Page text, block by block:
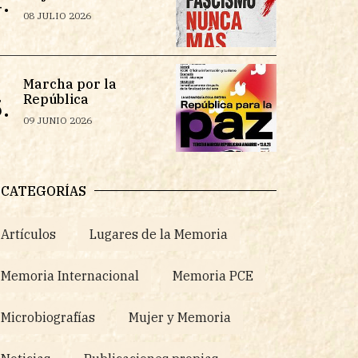
08 JULIO 2026
Marcha por la
República
09 JUNIO 2026
CATEGORÍAS
Artículos Lugares de la Memoria
Memoria Internacional Memoria PCE
Microbiografías Mujer y Memoria